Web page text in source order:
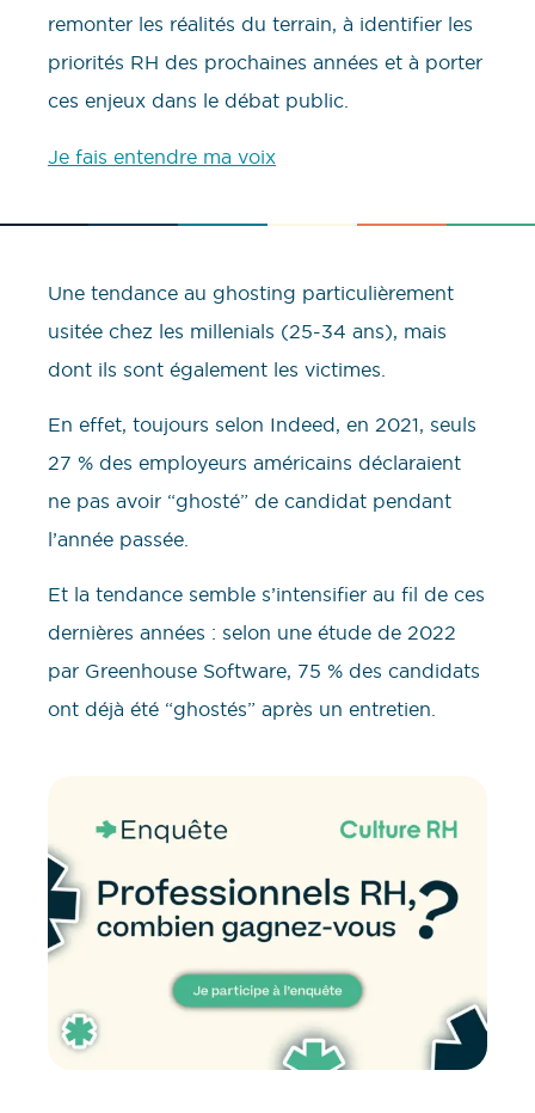
remonter les réalités du terrain, à identifier les
priorités RH des prochaines années et à porter
ces enjeux dans le débat public.
Je fais entendre ma voix
Une tendance au ghosting particulièrement
usitée chez les millenials (25-34 ans), mais
dont ils sont également les victimes.
En effet, toujours selon Indeed, en 2021, seuls
27 % des employeurs américains déclaraient
ne pas avoir “ghosté” de candidat pendant
l’année passée.
Et la tendance semble s’intensifier au fil de ces
dernières années : selon une étude de 2022
par Greenhouse Software, 75 % des candidats
ont déjà été “ghostés” après un entretien.